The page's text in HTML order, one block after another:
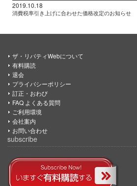
2019.10.18
消費税率引き上げに合わせた価格改定のお知らせ
ザ・リバティWebについて
有料購読
退会
プライバシーポリシー
訂正・おわび
FAQ よくある質問
ご利用環境
会社案内
お問い合わせ
subscribe